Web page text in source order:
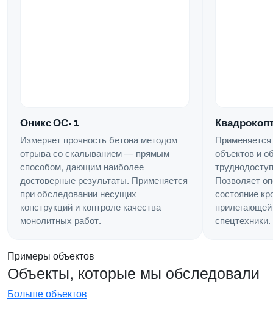
Оникс ОС-1
Измеряет прочность бетона методом
отрыва со скалыванием — прямым
способом, дающим наиболее
достоверные результаты. Применяется
при обследовании несущих
конструкций и контроле качества
монолитных работ.
объектов и
Позволяет
состояние
спецтехники.
Примеры объектов
Объекты, которые мы обследовали
Больше объектов